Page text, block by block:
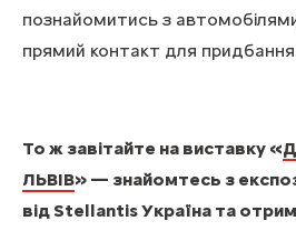
познайомитись з
прямий контакт для
То ж завітайте на виставку «
ЛЬВІВ» — знайомтесь з
від Stellantis Україна та